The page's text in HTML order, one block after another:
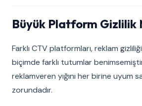
Büyük Platform Gizlilik
Farklı CTV platformları, reklam
biçimde farklı tutumlar
reklamveren yığını her birine uyum
zorundadır.